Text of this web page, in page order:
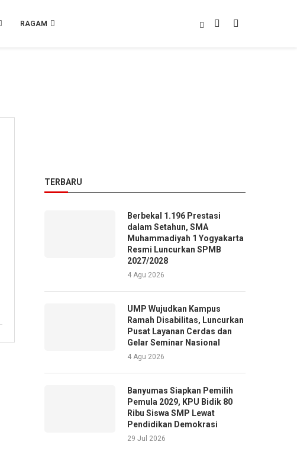
RAGAM
TERBARU
Berbekal 1.196 Prestasi
dalam Setahun, SMA
Muhammadiyah 1 Yogyakarta
Resmi Luncurkan SPMB
2027/2028
4 Agu 2026
UMP Wujudkan Kampus
Ramah Disabilitas, Luncurkan
Pusat Layanan Cerdas dan
Gelar Seminar Nasional
4 Agu 2026
Banyumas Siapkan Pemilih
Pemula 2029, KPU Bidik 80
Ribu Siswa SMP Lewat
Pendidikan Demokrasi
29 Jul 2026